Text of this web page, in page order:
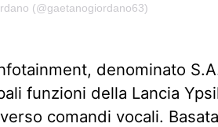
(@gaetanogiordano63)
denominato
funzioni della Lancia
comandi vocali.